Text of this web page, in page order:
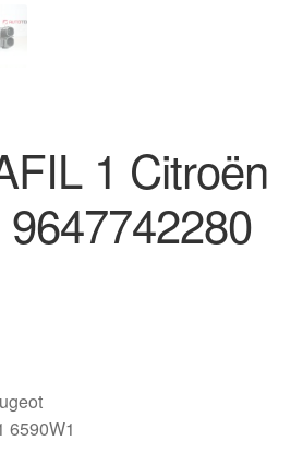
1 Citroën
6590W1